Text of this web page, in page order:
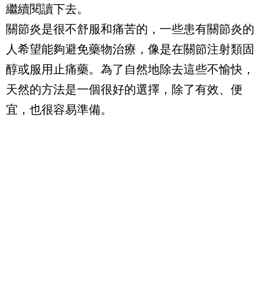
繼續閱讀下去。
關節炎是很不舒服和痛苦的，一些患有關節炎的
人希望能夠避免藥物治療，像是在關節注射類固
醇或服用止痛藥。為了自然地除去這些不愉快，
天然的方法是一個很好的選擇，除了有效、便
宜，也很容易準備。